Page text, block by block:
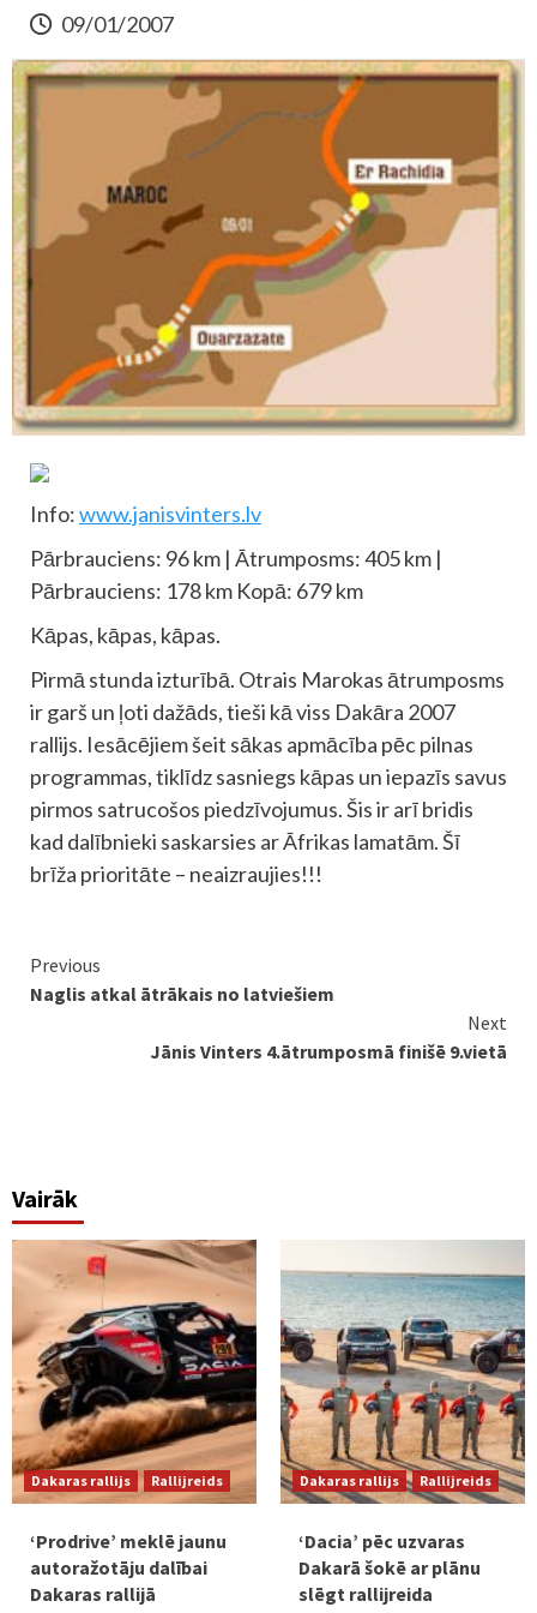
09/01/2007
Info:www.janisvinters.lv
Pārbrauciens: 96 km | Ātrumposms: 405 km |
Pārbrauciens: 178 km Kopā: 679 km
Kāpas, kāpas, kāpas.
Pirmā stunda izturībā. Otrais Marokas ātrumposms
ir garš un ļoti dažāds, tieši kā viss Dakāra 2007
rallijs. Iesācējiem šeit sākas apmācība pēc pilnas
programmas, tiklīdz sasniegs kāpas un iepazīs savus
pirmos satrucošos piedzīvojumus. Šis ir arī bridis
kad dalībnieki saskarsies ar Āfrikas lamatām. Šī
brīža prioritāte – neaizraujies!!!
Continue
Reading
Previous
Naglis atkal ātrākais no latviešiem
Next
Jānis Vinters 4.ātrumposmā finišē 9.vietā
Vairāk
Dakaras rallijs Rallijreids
‘Prodrive’ meklē jaunu
autoražotāju dalībai
Dakaras rallijā
Dakaras rallijs Rallijreids
‘Dacia’ pēc uzvaras
Dakarā šokē ar plānu
slēgt rallijreida